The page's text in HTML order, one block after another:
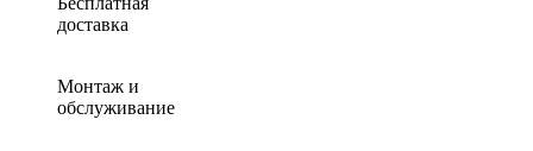
доставка
Монтаж и
обслуживание